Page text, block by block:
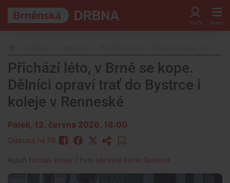
Přichází léto, v Brně se kope.
Dělníci opraví trať do Bystrce i
koleje v Renneské
Pátek, 12. června 2026, 18:00
Diskutuj na FB
Autoři Nicolas Rosier | Foto Markéta Katrin Špoková